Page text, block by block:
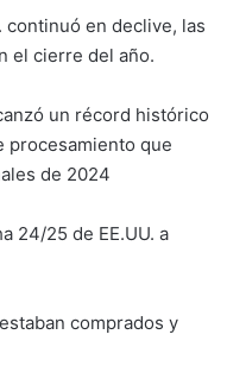
continuó en declive, las
el cierre del año.
un récord histórico
procesamiento que
de 2024
24/25 de EE.UU. a
comprados y